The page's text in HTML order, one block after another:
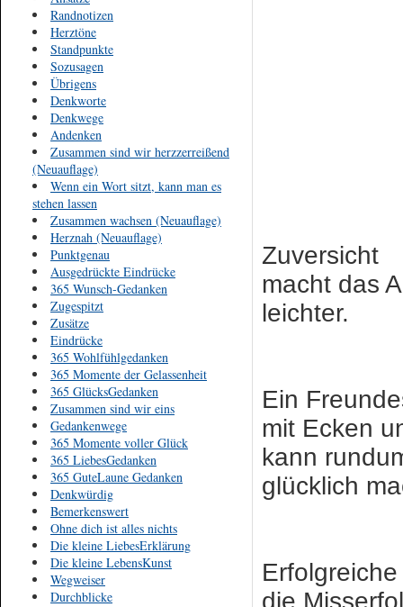
Zuversicht
macht das
leichter.
Ein
mit Ecken
kann
glücklich
die
Randnotizen
Herztöne
Standpunkte
Sozusagen
Übrigens
Denkworte
Denkwege
Andenken
Zusammen sind wir herzzerreißend
(Neuauflage)
Wenn ein Wort sitzt, kann man es
stehen lassen
Zusammen wachsen (Neuauflage)
Herznah (Neuauflage)
Punktgenau
Ausgedrückte Eindrücke
365 Wunsch-Gedanken
Zugespitzt
Zusätze
Eindrücke
365 Wohlfühlgedanken
365 Momente der Gelassenheit
365 GlücksGedanken
Zusammen sind wir eins
Gedankenwege
365 Momente voller Glück
365 LiebesGedanken
365 GuteLaune Gedanken
Denkwürdig
Bemerkenswert
Ohne dich ist alles nichts
Die kleine LiebesErklärung
Die kleine LebensKunst
Wegweiser
Durchblicke